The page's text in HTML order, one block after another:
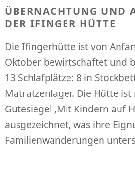
ÜBERNACHTUNG UND
DER IFINGER HÜTTE
Die Ifingerhütte ist von
Oktober bewirtschaftet und
13 Schlafplätze: 8 in
Matratzenlager. Die Hütte ist
Gütesiegel ‚Mit Kindern auf
ausgezeichnet, was ihre
Familienwanderungen